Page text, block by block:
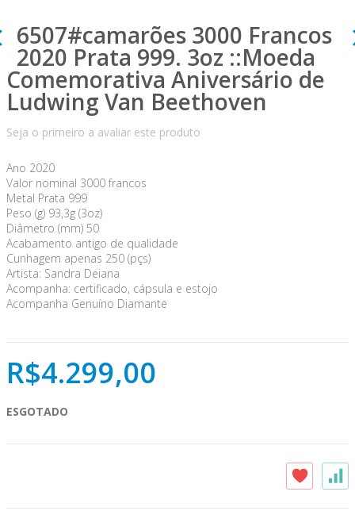
6507#camarões 3000 Francos
2020 Prata 999. 3oz ::Moeda
Comemorativa Aniversário de
Ludwing Van Beethoven
Seja o primeiro a avaliar este produto
Ano 2020
Valor nominal 3000 francos
Metal Prata 999
Peso (g) 93,3g (3oz)
Diâmetro (mm) 50
Acabamento antigo de qualidade
Cunhagem apenas 250 (pçs)
Artista: Sandra Deiana
Acompanha: certificado, cápsula e estojo
Acompanha Genuíno Diamante
R$4.299,00
ESGOTADO